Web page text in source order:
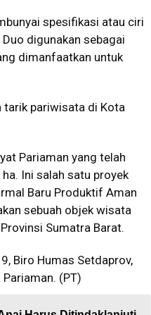
spesifikasi atau ciri
digunakan sebagai
dimanfaatkan untuk
tarik pariwisata di Kota
Pariaman yang telah
Ini salah satu proyek
Baru Produktif Aman
sebuah objek wisata
Sumatra Barat.
Biro Humas Setdaprov,
(PT)